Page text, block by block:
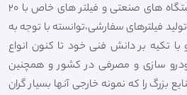
سواری،سنگین،راهسازی و دستگاه های صنعتی و فیلتر های خاص با 20
فیلترهای سفارشی،توانسته با توجه به
با تکیه بر دانش فنی خود تا کنون انواع
سازی و مصرفی در کشور و همچنین
بزرگ را که نمونه خارجی آنها بسیار گران